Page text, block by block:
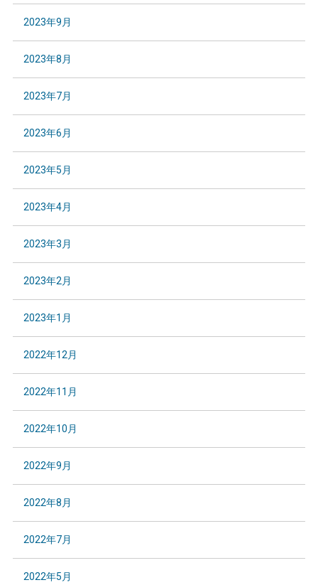
2023年9月
2023年8月
2023年7月
2023年6月
2023年5月
2023年4月
2023年3月
2023年2月
2023年1月
2022年12月
2022年11月
2022年10月
2022年9月
2022年8月
2022年7月
2022年5月